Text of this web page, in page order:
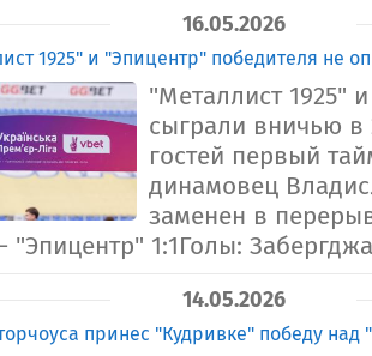
16.05.2026
1925" и "Эпицентр" победителя не
"Металлист 1925"
сыграли вничью в
гостей первый
динамовец
заменен в
"Эпицентр" 1:1Голы:
14.05.2026
принес "Кудривке" победу над